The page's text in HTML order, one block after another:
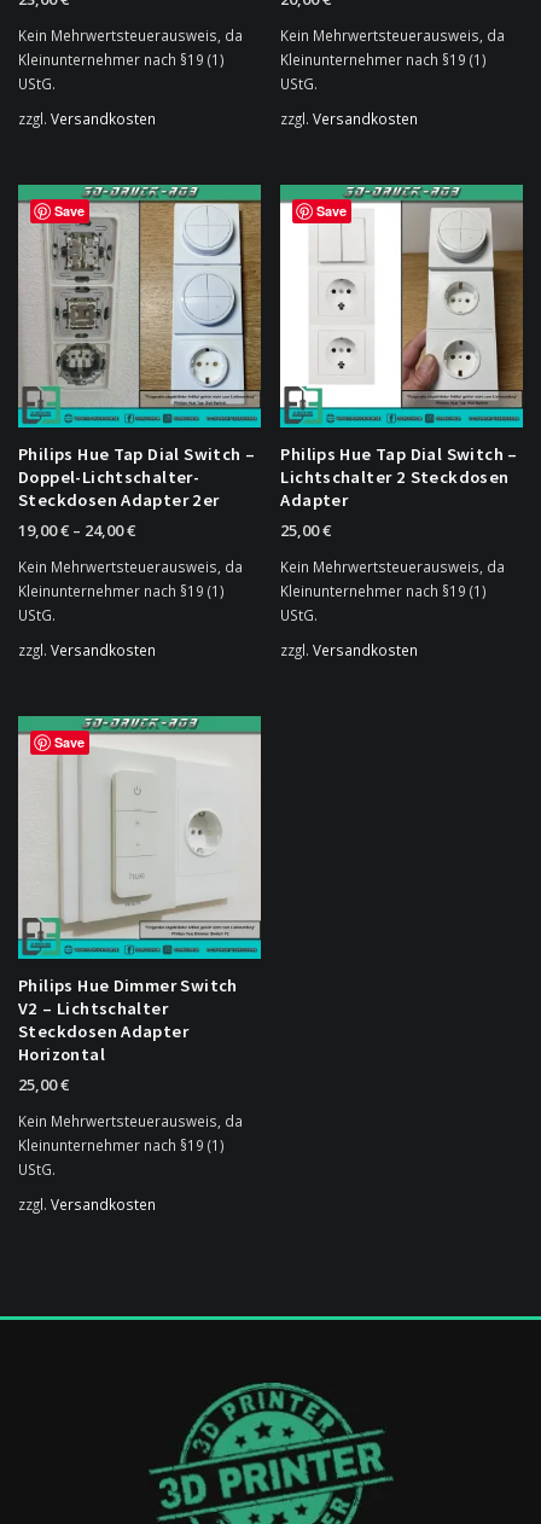
Kein Mehrwertsteuerausweis, da
Kleinunternehmer nach §19 (1)
UStG.
zzgl. Versandkosten
Kein Mehrwertsteuerausweis, da
Kleinunternehmer nach §19 (1)
UStG.
zzgl.Versandkosten
Save
Philips Hue Tap Dial Switch –
Doppel-Lichtschalter-
Steckdosen Adapter 2er
19,00€ – 24,00€
Kein Mehrwertsteuerausweis, da
Kleinunternehmer nach §19 (1)
UStG.
zzgl. Versandkosten
weist
mehrere
auf
der
gewählt
werden
Save
Philips Hue Tap Dial Switch –
Lichtschalter 2 Steckdosen
Adapter
25,00€
Kein Mehrwertsteuerausweis, da
Kleinunternehmer nach §19 (1)
UStG.
zzgl.Versandkosten
Save
Philips Hue Dimmer Switch
V2 – Lichtschalter
Steckdosen Adapter
Horizontal
25,00€
Kein Mehrwertsteuerausweis, da
Kleinunternehmer nach §19 (1)
UStG.
zzgl. Versandkosten